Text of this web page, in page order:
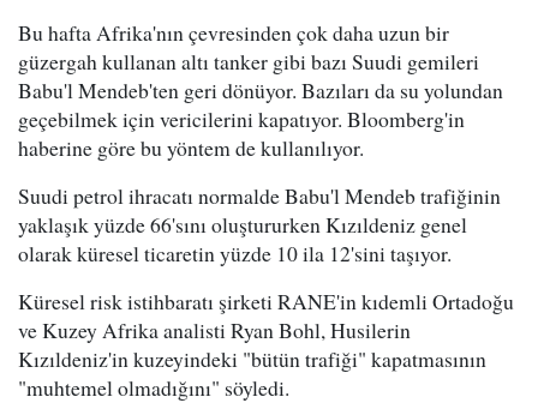
Bu hafta Afrika'nın çevresinden çok daha uzun bir
güzergah kullanan altı tanker gibi bazı Suudi gemileri
Babu'l Mendeb'ten geri dönüyor. Bazıları da su yolundan
geçebilmek için vericilerini kapatıyor. Bloomberg'in
haberine göre bu yöntem de kullanılıyor.
Suudi petrol ihracatı normalde Babu'l Mendeb trafiğinin
yaklaşık yüzde 66'sını oluştururken Kızıldeniz genel
olarak küresel ticaretin yüzde 10 ila 12'sini taşıyor.
Küresel risk istihbaratı şirketi RANE'in kıdemli Ortadoğu
ve Kuzey Afrika analisti Ryan Bohl, Husilerin
Kızıldeniz'in kuzeyindeki "bütün trafiği" kapatmasının
"muhtemel olmadığını" söyledi.